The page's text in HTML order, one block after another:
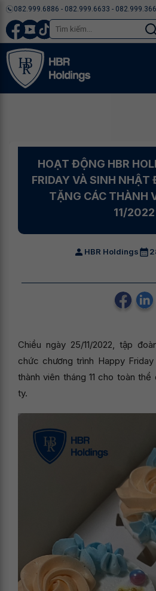
082.999.6886 - 082.999.6633 -
HOẠT ĐỘNG HBR
FRIDAY VÀ SINH NHẬT
TẶNG CÁC THÀNH
11/2022
HBR Holdings
Chiều ngày 25/11/2022, tập
chức chương trình Happy
thành viên tháng 11 cho toàn
ty.